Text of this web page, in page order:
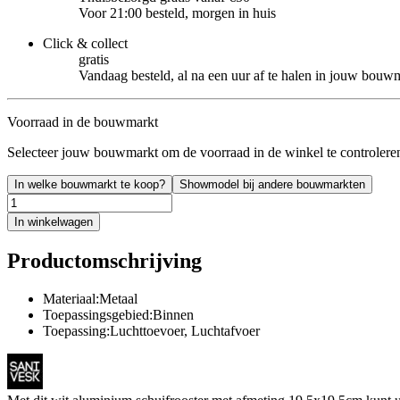
Voor 21:00 besteld, morgen in huis
Click & collect
gratis
Vandaag besteld, al na een uur af te halen in jouw
Voorraad in de bouwmarkt
Selecteer jouw bouwmarkt om de voorraad in de winkel te
In welke bouwmarkt te koop? Showmodel bij andere bouwmarkten
In winkelwagen
Productomschrijving
Materiaal:Metaal
Toepassingsgebied:Binnen
Toepassing:Luchttoevoer, Luchtafvoer